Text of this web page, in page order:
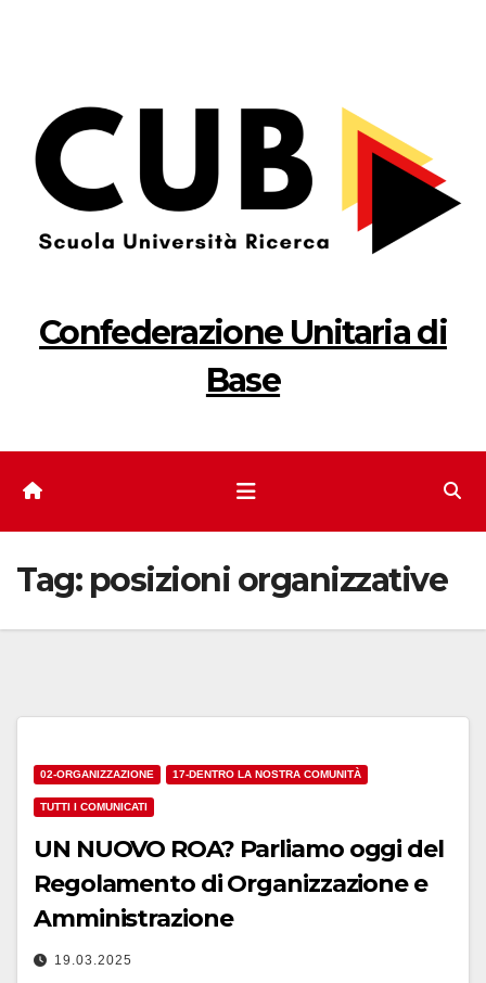
Confederazione Unitaria di
Base
Tag: posizioni organizzative
02-ORGANIZZAZIONE 17-DENTRO LA NOSTRA COMUNITÀ
TUTTI I COMUNICATI
UN NUOVO ROA? Parliamo oggi del
Regolamento di Organizzazione e
Amministrazione
19.03.2025